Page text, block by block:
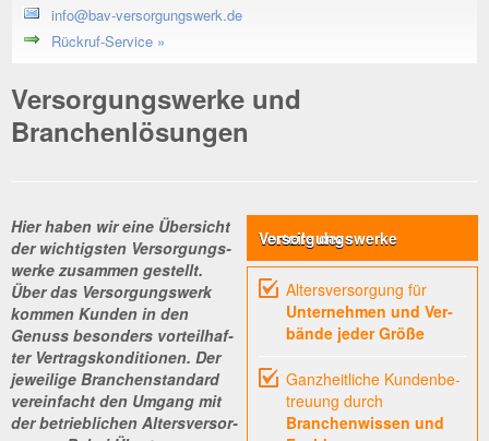
info@bav-versorgungswerk.de
Rückruf-Service »
Versorgungswerke und
Branchenlösungen
Hier haben wir eine Über­sicht
der wich­tigs­ten Ver­sor­gungs­
wer­ke zusam­men gestellt.
Über das Ver­sor­gungs­werk
kom­men Kun­den in den
Genuss beson­ders vor­teil­haf­
ter Ver­trags­kon­di­tio­nen. Der
jewei­li­ge Bran­chen­stan­dard
ver­ein­facht den Umgang mit
der betrieb­li­chen Alters­ver­sor­
Vorteile der Versorgungswerke
Alters­ver­sor­gung für
Unter­neh­men und Ver­
bän­de jeder Größe
Ganz­heit­li­che Kun­den­be­
treu­ung durch
Bran­chen­wis­sen und